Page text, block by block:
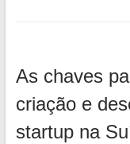
As chaves
criação e
startup na